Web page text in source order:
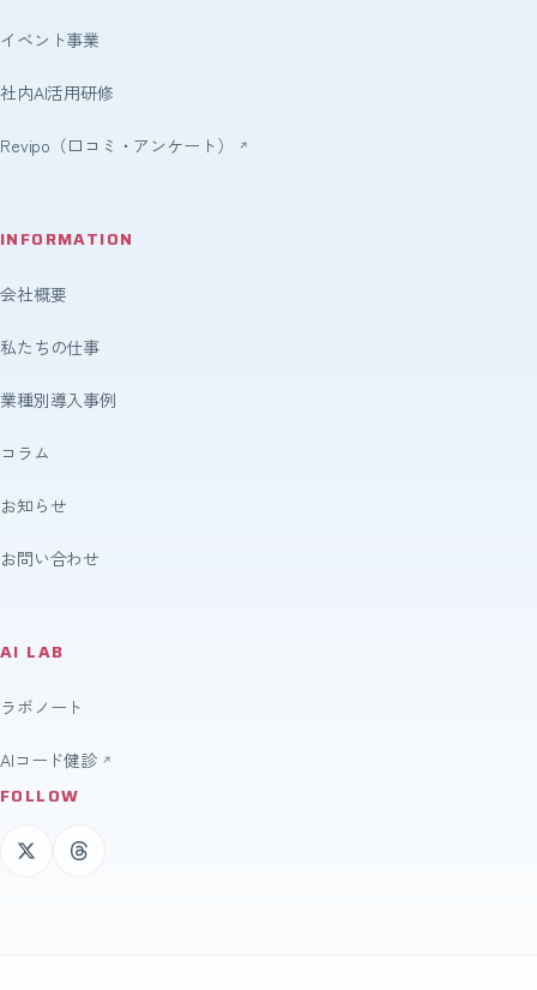
イベント事業
社内AI活用研修
Revipo（口コミ・アンケート）
INFORMATION
会社概要
私たちの仕事
業種別導入事例
コラム
お知らせ
お問い合わせ
AI LAB
ラボノート
AIコード健診
FOLLOW